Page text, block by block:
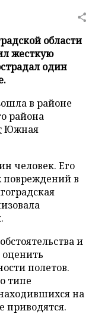
области
жесткую
один
в районе
района
Южная
человек. Его
повреждений в
и
полетов.
типе
на
приводятся.